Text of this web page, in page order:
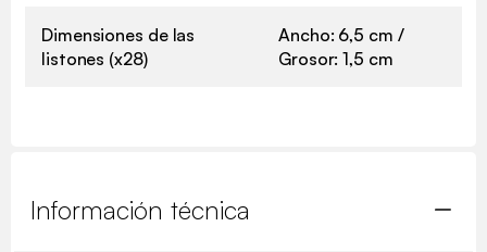
Dimensiones de las
listones (x28)
Ancho: 6,5 cm /
Grosor: 1,5 cm
Información técnica